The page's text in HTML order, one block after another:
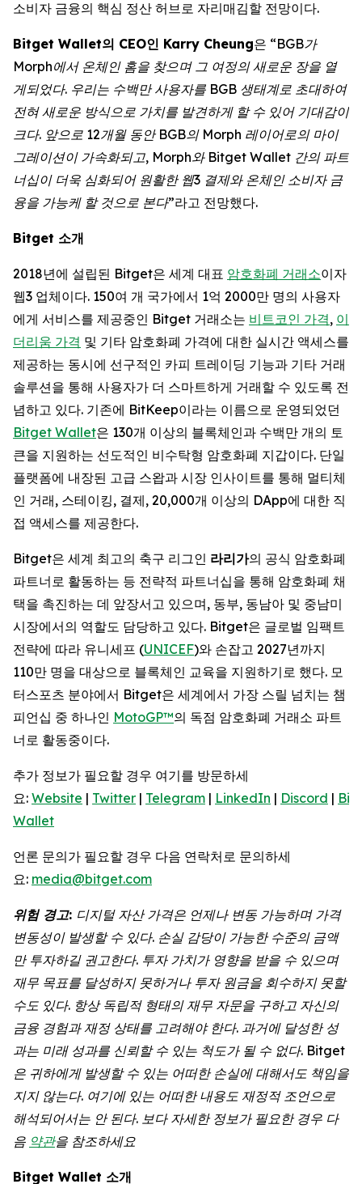
소비자 금융의 핵심 정산 허브로 자리매김할 전망이다.
Bitget Wallet의 CEO인 Karry Cheung은 “BGB가
Morph에서 온체인 홈을 찾으며 그 여정의 새로운 장을 열
게되었다. 우리는 수백만 사용자를 BGB 생태계로 초대하여
전혀 새로운 방식으로 가치를 발견하게 할 수 있어 기대감이
크다. 앞으로 12개월 동안 BGB의 Morph 레이어로의 마이
그레이션이 가속화되고, Morph와 Bitget Wallet 간의 파트
너십이 더욱 심화되어 원활한 웹3 결제와 온체인 소비자 금
융을 가능케 할 것으로 본다”라고 전망했다.
Bitget 소개
2018년에 설립된 Bitget은 세계 대표 암호화폐 거래소이자
웹3 업체이다. 150여 개 국가에서 1억 2000만 명의 사용자
에게 서비스를 제공중인 Bitget 거래소는 비트코인 가격, 이
더리움 가격 및 기타 암호화폐 가격에 대한 실시간 액세스를
제공하는 동시에 선구적인 카피 트레이딩 기능과 기타 거래
솔루션을 통해 사용자가 더 스마트하게 거래할 수 있도록 전
념하고 있다. 기존에 BitKeep이라는 이름으로 운영되었던
Bitget Wallet은 130개 이상의 블록체인과 수백만 개의 토
큰을 지원하는 선도적인 비수탁형 암호화폐 지갑이다. 단일
플랫폼에 내장된 고급 스왑과 시장 인사이트를 통해 멀티체
인 거래, 스테이킹, 결제, 20,000개 이상의 DApp에 대한 직
접 액세스를 제공한다.
Bitget은 세계 최고의 축구 리그인 라리가의 공식 암호화폐
파트너로 활동하는 등 전략적 파트너십을 통해 암호화폐 채
택을 촉진하는 데 앞장서고 있으며, 동부, 동남아 및 중남미
시장에서의 역할도 담당하고 있다. Bitget은 글로벌 임팩트
전략에 따라 유니세프 (UNICEF)와 손잡고 2027년까지
110만 명을 대상으로 블록체인 교육을 지원하기로 했다. 모
터스포츠 분야에서 Bitget은 세계에서 가장 스릴 넘치는 챔
피언십 중 하나인 MotoGP™의 독점 암호화폐 거래소 파트
너로 활동중이다.
추가 정보가 필요할 경우 여기를 방문하세
요: Website | Twitter | Telegram | LinkedIn | Discord |
Wallet
언론 문의가 필요할 경우 다음 연락처로 문의하세
요: media@bitget.com
위험 경고: 디지털 자산 가격은 언제나 변동 가능하며 가격
변동성이 발생할 수 있다. 손실 감당이 가능한 수준의 금액
만 투자하길 권고한다. 투자 가치가 영향을 받을 수 있으며
재무 목표를 달성하지 못하거나 투자 원금을 회수하지 못할
수도 있다. 항상 독립적 형태의 재무 자문을 구하고 자신의
금융 경험과 재정 상태를 고려해야 한다. 과거에 달성한 성
과는 미래 성과를 신뢰할 수 있는 척도가 될 수 없다. Bitget
은 귀하에게 발생할 수 있는 어떠한 손실에 대해서도 책임을
지지 않는다. 여기에 있는 어떠한 내용도 재정적 조언으로
해석되어서는 안 된다. 보다 자세한 정보가 필요한 경우 다
음 약관을 참조하세요
Bitget Wallet 소개